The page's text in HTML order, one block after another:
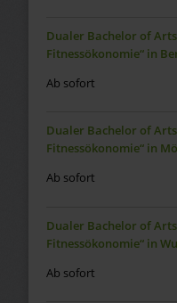
Dualer Bachelor of
Fitnessökonomie“ in
Ab sofort
Dualer Bachelor of
Fitnessökonomie“ in
Ab sofort
Dualer Bachelor of
Fitnessökonomie“ in
Ab sofort